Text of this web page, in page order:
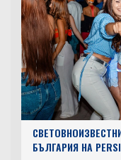
БЪЛГАРИЯ НА